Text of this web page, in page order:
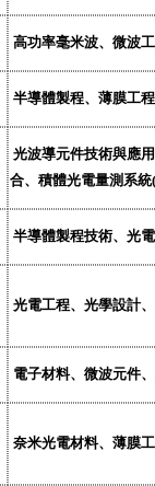
高功率毫米波、微波
半導體製程、薄膜工
光波導元件技術與應
合、積體光電量測系統(
半導體製程技術、光
光電工程、光學設計
電子材料、微波元件
奈米光電材料、薄膜